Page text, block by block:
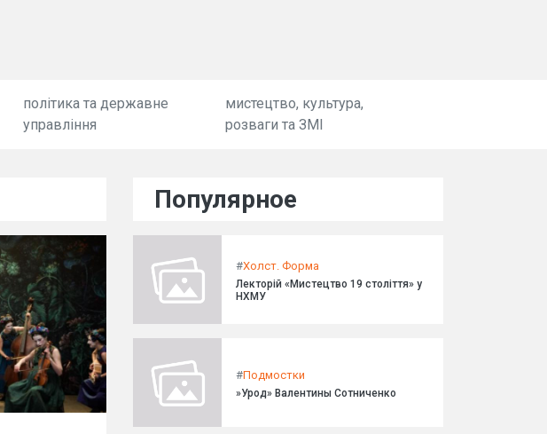
політика та державне
управління
мистецтво, культура,
розваги та ЗМІ
Популярное
#Холст. Форма
Лекторій «Мистецтво 19 століття» у
НХМУ
#Подмостки
»Урод» Валентины Сотниченко